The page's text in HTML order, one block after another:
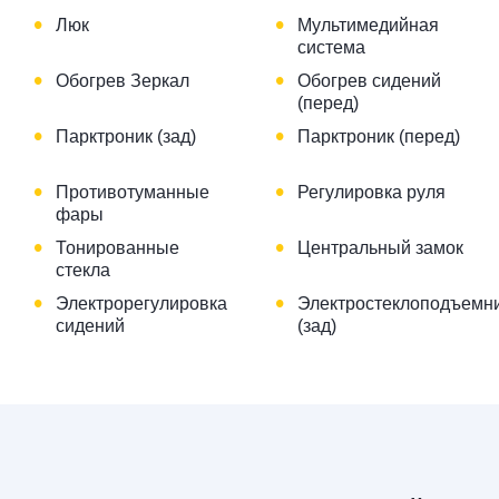
• Люк •
Мультимедийная
система
• Обогрев Зеркал •
Обогрев сидений
(перед)
• Парктроник (зад) • Парктроник (перед)
•
Противотуманные
фары
• Регулировка руля
•
Тонированные
стекла
• Центральный замок
•
Электрорегулировка
сидений
•
(зад)